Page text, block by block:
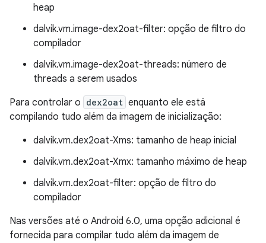
heap
dalvik.vm.image-dex2oat-filter: opção de filtro do
compilador
dalvik.vm.image-dex2oat-threads: número de
threads a serem usados
Para controlar o dex2oat enquanto ele está
compilando tudo além da imagem de inicialização:
dalvik.vm.dex2oat-Xms: tamanho de heap inicial
dalvik.vm.dex2oat-Xmx: tamanho máximo de heap
dalvik.vm.dex2oat-filter: opção de filtro do
compilador
Nas versões até o Android 6.0, uma opção adicional é
fornecida para compilar tudo além da imagem de